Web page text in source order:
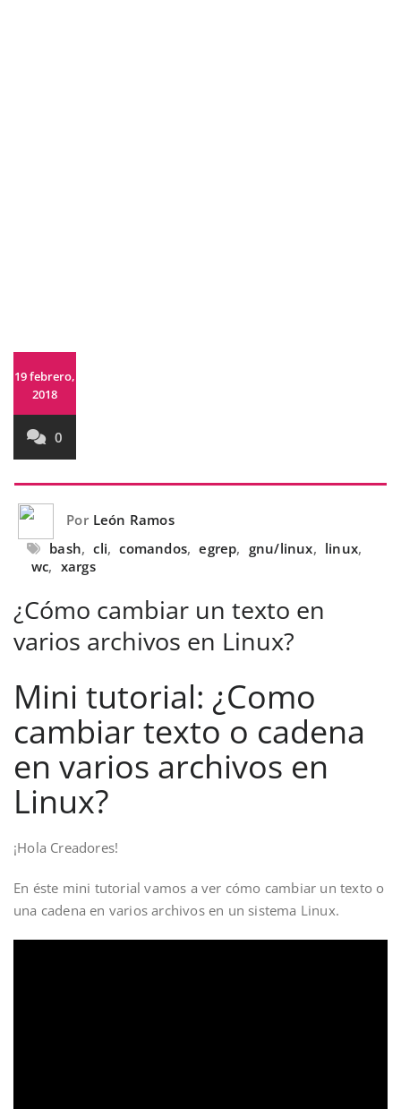
19 febrero,
2018
0
Por León Ramos
bash, cli, comandos, egrep, gnu/linux, linux,
wc, xargs
¿Cómo cambiar un texto en
varios archivos en Linux?
Mini tutorial: ¿Como
cambiar texto o cadena
en varios archivos en
Linux?
¡Hola Creadores!
En éste mini tutorial vamos a ver cómo cambiar un texto o
una cadena en varios archivos en un sistema Linux.